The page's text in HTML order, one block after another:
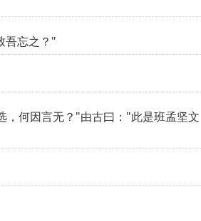
吾忘之？"
，何因言无？"由古曰："此是班孟坚文